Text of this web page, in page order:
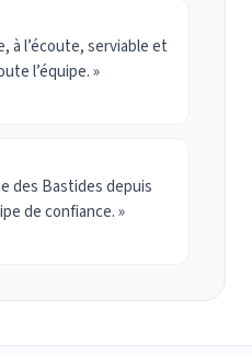
à l’écoute, serviable et
l’équipe. »
des Bastides depuis
de confiance. »